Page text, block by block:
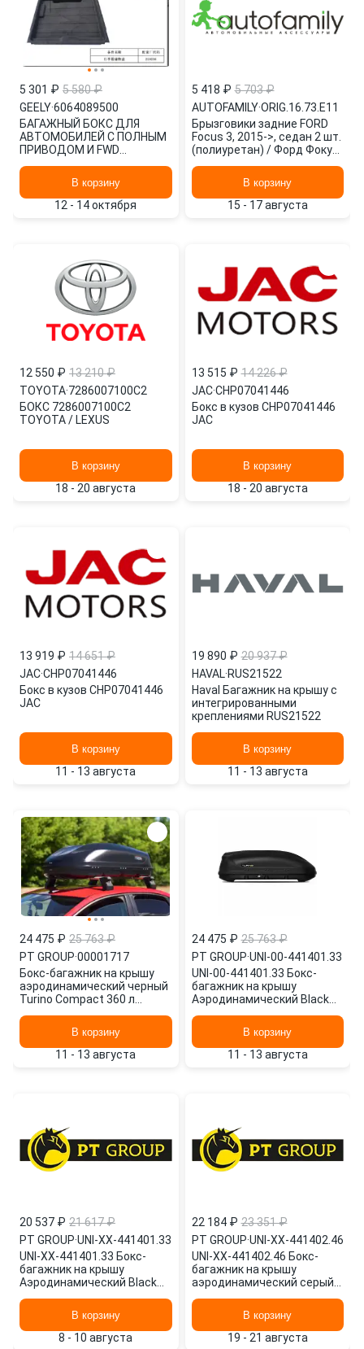
5 301 ₽ 5 580 ₽
GEELY·6064089500
БАГАЖНЫЙ БОКС ДЛЯ
АВТОМОБИЛЕЙ С ПОЛНЫМ
ПРИВОДОМ И FWD
В корзину
12 - 14 октября
5 418 ₽ 5 703 ₽
AUTOFAMILY·ORIG.16.73.E11
Брызговики задние FORD
Focus 3, 2015->, седан 2 шт.
(полиуретан) / Форд Фокус
В корзину
15 - 17 августа
12 550 ₽ 13 210 ₽
TOYOTA·7286007100C2
БОКС 7286007100C2
TOYOTA / LEXUS
В корзину
18 - 20 августа
13 515 ₽ 14 226 ₽
JAC·CHP07041446
Бокс в кузов CHP07041446
JAC
В корзину
18 - 20 августа
13 919 ₽ 14 651 ₽
JAC·CHP07041446
Бокс в кузов CHP07041446
JAC
В корзину
11 - 13 августа
19 890 ₽ 20 937 ₽
HAVAL·RUS21522
Haval Багажник на крышу c
интегрированными
креплениями RUS21522
В корзину
11 - 13 августа
24 475 ₽ 25 763 ₽
PT GROUP·00001717
Бокс-багажник на крышу
аэродинамический черный
Turino Compact 360 л
В корзину
11 - 13 августа
24 475 ₽ 25 763 ₽
PT GROUP·UNI-00-441401.33
UNI-00-441401.33 Бокс-
багажник на крышу
Аэродинамический Black
В корзину
11 - 13 августа
20 537 ₽ 21 617 ₽
PT GROUP·UNI-XX-441401.33
UNI-XX-441401.33 Бокс-
багажник на крышу
Аэродинамический Black
441401.33), PT GROUP
В корзину
8 - 10 августа
22 184 ₽ 23 351 ₽
PT GROUP·UNI-XX-441402.46
UNI-XX-441402.46 Бокс-
багажник на крышу
аэродинамический серый
двухстороннее открыван
PT GROUPВ корзину
19 - 21 августа